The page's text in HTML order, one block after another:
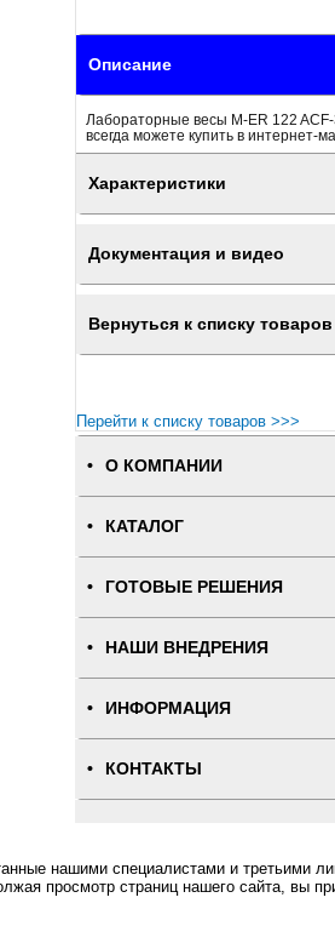
нашими специалистами и третьими
просмотр страниц нашего сайта, вы
Описание
Лабораторные весы M-ER 122
всегда можете купить в интернет-
Характеристики
Документация и видео
Вернуться к списку товаров
Перейти к списку товаров >>>
О КОМПАНИИ
КАТАЛОГ
ГОТОВЫЕ РЕШЕНИЯ
НАШИ ВНЕДРЕНИЯ
ИНФОРМАЦИЯ
КОНТАКТЫ
Интернет-магазин "ПОСЛЭНД" - торгового